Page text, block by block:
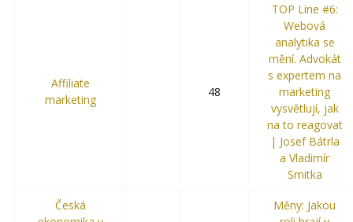
Affiliate
marketing
48
TOP Line #6:
Webová
analytika se
mění. Advokát
s expertem na
marketing
vysvětlují, jak
na to reagovat
| Josef Bátrla
a Vladimír
Smitka
Česká
Měny: Jakou